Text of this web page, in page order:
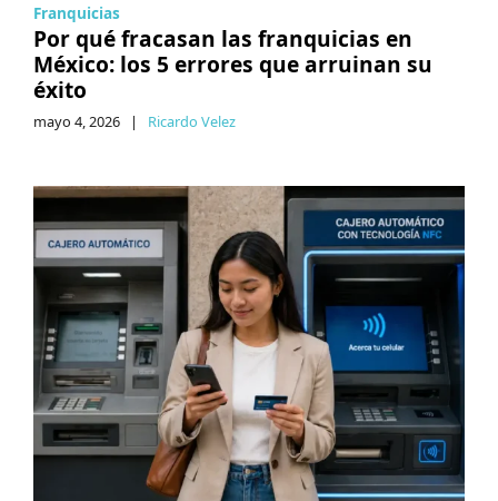
Franquicias
Por qué fracasan las franquicias en
México: los 5 errores que arruinan su
éxito
mayo 4, 2026 | Ricardo Velez